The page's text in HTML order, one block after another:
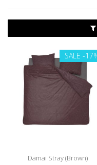
SALE -
Damai Stray (Brown)